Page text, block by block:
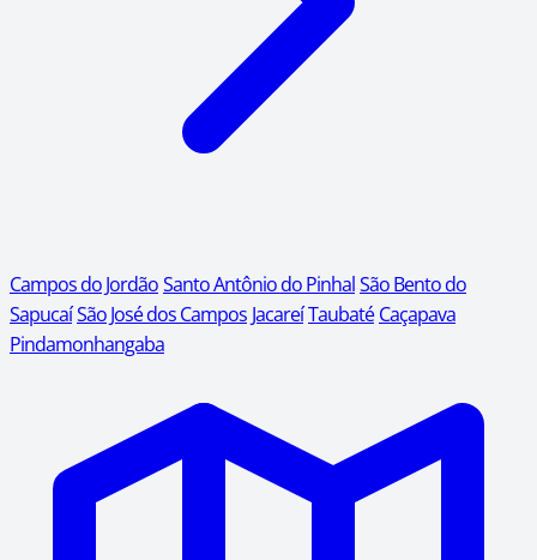
Campos do JordãoSanto Antônio do PinhalSão Bento do
SapucaíSão José dos Campos JacareíTaubaté Caçapava
Pindamonhangaba